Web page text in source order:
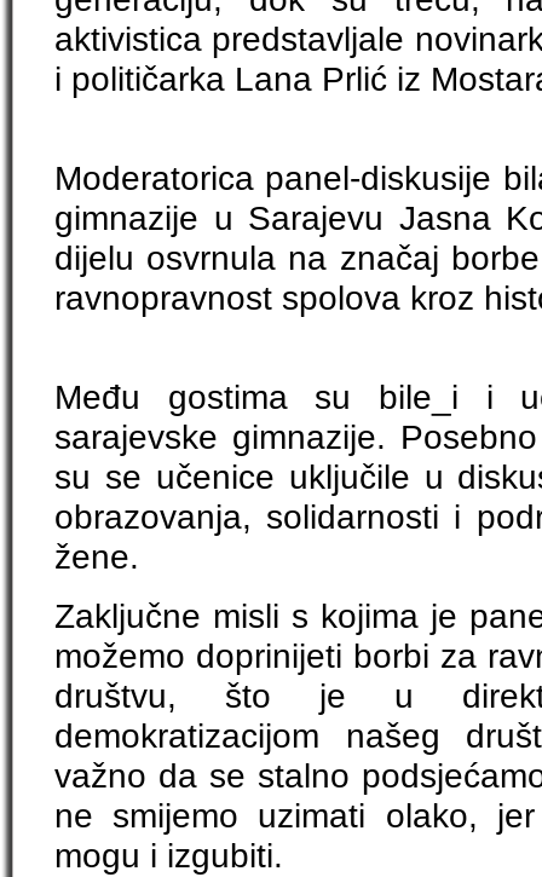
aktivistica predstavljale
i političarka Lana Prlić iz
Moderatorica panel-diskusije
gimnazije u Sarajevu Jasna
dijelu osvrnula na značaj
ravnopravnost spolova kroz
Među gostima su bile_i i
sarajevske gimnazije.
su se učenice uključile u
obrazovanja, solidarnosti i
žene.
Zaključne misli s kojima je
možemo doprinijeti borbi za
društvu, što je u
demokratizacijom našeg
važno da se stalno
ne smijemo uzimati olako,
mogu i izgubiti.